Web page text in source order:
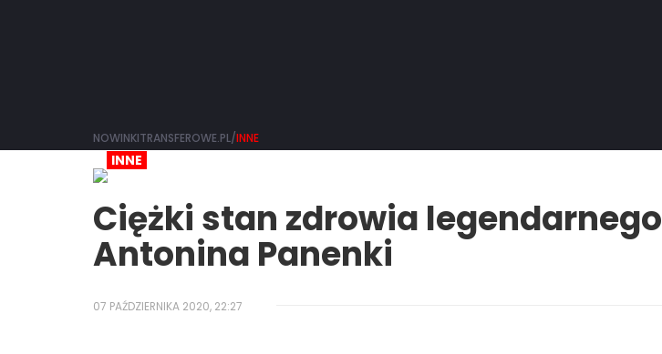
NOWINKITRANSFEROWE.PL/INNE
INNE
Ciężki stan zdrowia legendarnego
Antonina Panenki
07 PAŹDZIERNIKA 2020, 22:27